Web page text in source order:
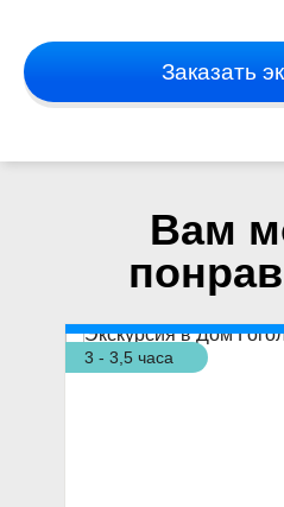
Заказать
Вам
3 - 3,5 часа